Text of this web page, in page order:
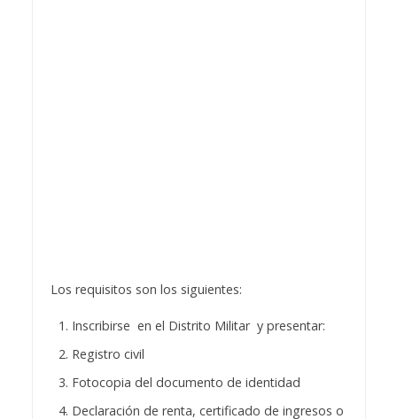
Los requisitos son los siguientes:
Inscribirse en el Distrito Militar y presentar:
Registro civil
Fotocopia del documento de identidad
Declaración de renta, certificado de ingresos o